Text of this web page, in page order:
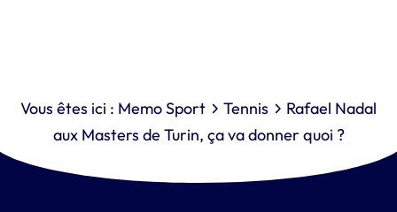
Vous êtes ici : Memo Sport Tennis
Rafael Nadal
aux Masters de Turin, ça va donner quoi ?